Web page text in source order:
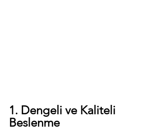
1. Dengeli ve Kaliteli
Beslenme